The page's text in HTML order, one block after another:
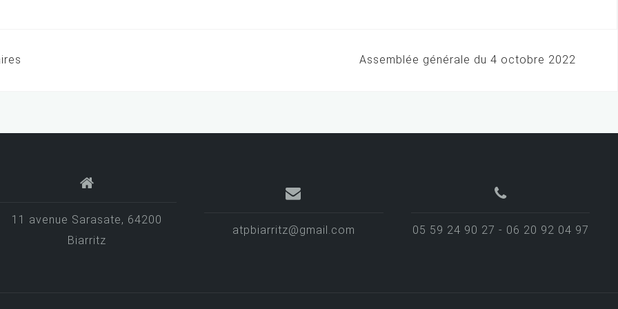
Assemblée générale du 4 octobre 2022
11 avenue Sarasate, 64200
Biarritz
atpbiarritz@gmail.com 05 59 24 90 27 - 06 20 92 04 97